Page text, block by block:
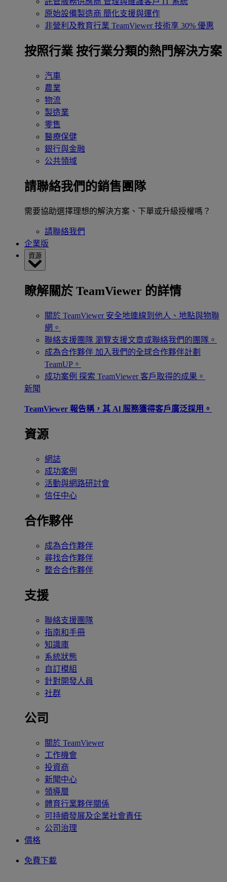
原始設備製造商 簡化支援與運作
非營利及教育行業 TeamViewer 技術享 30% 優惠
按照行業 按行業分類的熱門解決方案
汽車
農業
物流
製造業
零售
醫療保健
銀行與金融
公共領域
請聯絡我們的銷售團隊
需要協助選擇理想的解決方案、下單或升級授權嗎？
請聯絡我們
企業版
資源
瞭解關於 TeamViewer 的詳情
關於 TeamViewer 安全地連線到他人、地點與物聯
網。
聯絡支援團隊 瀏覽支援文章或聯絡我們的團隊。
成為合作夥伴 加入我們的全球合作夥伴計劃
TeamUP。
成功案例 探索 TeamViewer 客戶取得的成果。
新聞
TeamViewer 報告稱，其 Al 服務獲得客戶廣泛採用。
資源
網誌
成功案例
活動與網路研討會
信任中心
合作夥伴
成為合作夥伴
尋找合作夥伴
整合合作夥伴
支援
聯絡支援團隊
指南和手冊
知識庫
系統狀態
自訂模組
針對開發人員
社群
公司
關於 TeamViewer
工作機會
投資商
新聞中心
領導層
體育行業夥伴關係
可持續發展及企業社會責任
公司治理
價格
免費下載